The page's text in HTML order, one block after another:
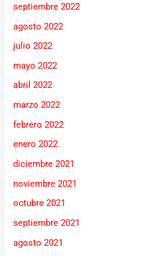
septiembre 2022
agosto 2022
julio 2022
mayo 2022
abril 2022
marzo 2022
febrero 2022
enero 2022
diciembre 2021
noviembre 2021
octubre 2021
septiembre 2021
agosto 2021